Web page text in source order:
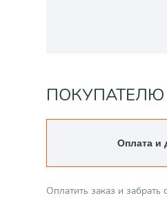
ПОКУПАТЕЛЮ
Оплата и
Оплатить заказ и